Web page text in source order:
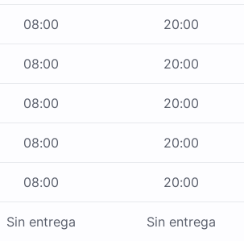
08:00 20:00
08:00 20:00
08:00 20:00
08:00 20:00
08:00 20:00
Sin entrega Sin entrega